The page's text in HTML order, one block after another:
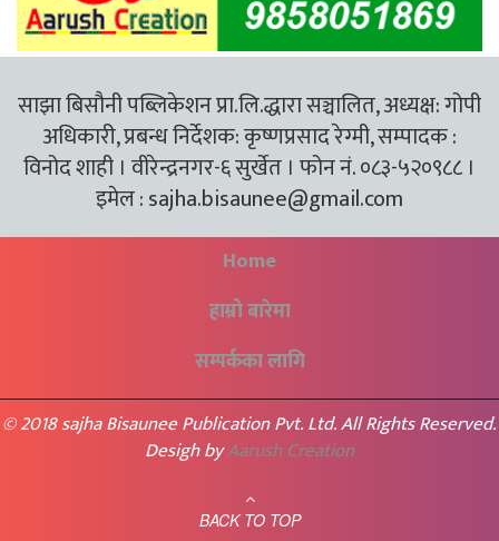
साझा बिसौनी पब्लिकेशन प्रा.लि.द्धारा सञ्चालित, अध्यक्ष: गोपी
अधिकारी, प्रबन्ध निर्देशक: कृष्णप्रसाद रेग्मी, सम्पादक :
विनोद शाही । वीरेन्द्रनगर-६ सुर्खेत । फोन नं. ०८३-५२०९८८ ।
इमेल :sajha.bisaunee@gmail.com
Home
हाम्रो बारेमा
सम्पर्कका लागि
© 2018 sajha Bisaunee Publication Pvt. Ltd. All Rights Reserved.
Desigh byAarush Creation
BACK TO TOP